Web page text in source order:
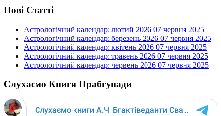
Нові Статті
Астрологічний календар: лютий 2026 07 червня 2025
Астрологічний календар: березень 2026 07 червня 2025
Астрологічний календар: квітень 2026 07 червня 2025
Астрологічний календар: травень 2026 07 червня 2025
Астрологічний календар: червень 2026 07 червня 2025
Слухаємо Книги Прабгупади